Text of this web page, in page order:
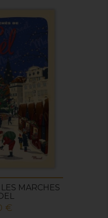
MARCHES
€